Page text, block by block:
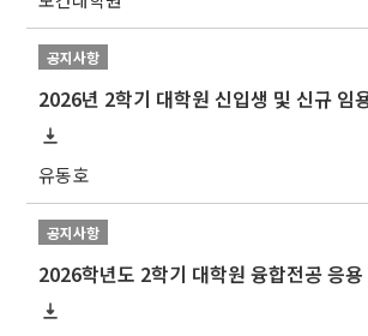
공지사항
유동호
공지사항